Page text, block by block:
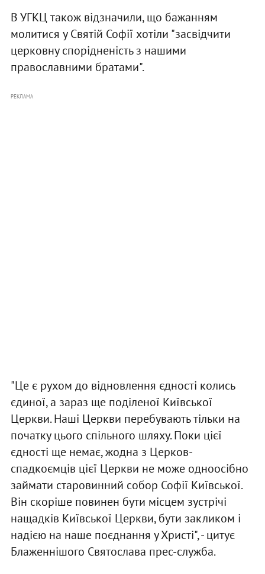
В УГКЦ також відзначили, що бажанням
молитися у Святій Софії хотіли "засвідчити
церковну спорідненість з нашими
православними братами".
РЕКЛАМА
"Це є рухом до відновлення єдності колись
єдиної, а зараз ще поділеної Київської
Церкви. Наші Церкви перебувають тільки на
початку цього спільного шляху. Поки цієї
єдності ще немає, жодна з Церков-
спадкоємців цієї Церкви не може одноосібно
займати старовинний собор Софії Київської.
Він скоріше повинен бути місцем зустрічі
нащадків Київської Церкви, бути закликом і
надією на наше поєднання у Христі", - цитує
Блаженнішого Святослава прес-служба.